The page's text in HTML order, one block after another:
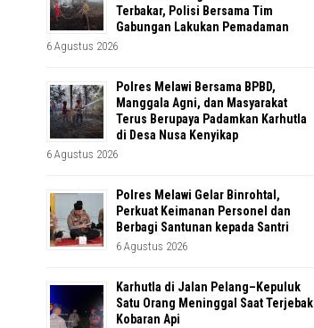
Terbakar, Polisi Bersama Tim
Gabungan Lakukan Pemadaman
6 Agustus 2026
Polres Melawi Bersama BPBD,
Manggala Agni, dan Masyarakat
Terus Berupaya Padamkan Karhutla
di Desa Nusa Kenyikap
6 Agustus 2026
Polres Melawi Gelar Binrohtal,
Perkuat Keimanan Personel dan
Berbagi Santunan kepada Santri
6 Agustus 2026
Karhutla di Jalan Pelang–Kepuluk
Satu Orang Meninggal Saat Terjebak
Kobaran Api